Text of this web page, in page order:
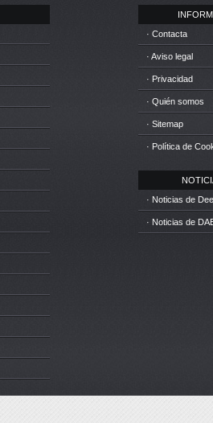
· Contacta
· Aviso legal
· Privacidad
· Quién somos
· Sitemap
· Política de
· Noticias de
· Noticias de